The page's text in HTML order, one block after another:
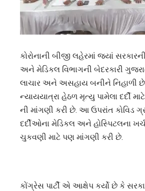
કોરોનાની બીજી લહેરમાં જ્યાં
અને મેડિકલ વિભાગની બેદરકારી
લાચાર અને અસહાય બનીને નિહાળી છે
ન્યાયયાત્રા હેઠળ મૃત્યુ પામેલા દર્દી
ની માંગણી કરી છે. આ ઉપરાંત કોવિડ
દર્દીઓના મેડિકલ અને હોસ્પિટલના
ચુકવણી માટે પણ માંગણી કરી છે.
કોંગ્રેસ પાર્ટી એ આક્ષેપ કર્યો છે કે